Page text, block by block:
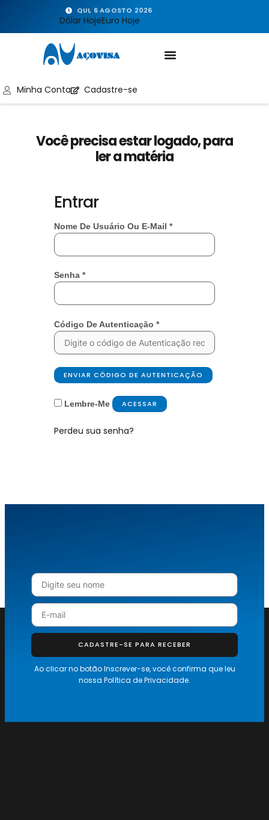
QUI, 6 AGOSTO 2026
Dólar HojeEuro Hoje
Minha Conta Cadastre-se
Você precisa estar logado, para
ler a matéria
Entrar
Nome De Usuário Ou E-Mail *
Senha *
Código De Autenticação *
ENVIAR CÓDIGO DE AUTENTICAÇÃO
Lembre-Me ACESSAR
Perdeu sua senha?
CADASTRE-SE PARA RECEBER
Ao clicar no botão Inscrever-se, você confirma que leu
nossa Política de Privacidade.